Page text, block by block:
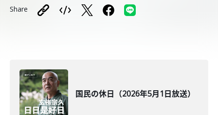
Share
国民の休日（2026年5月1日放送）